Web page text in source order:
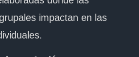
impactan en las